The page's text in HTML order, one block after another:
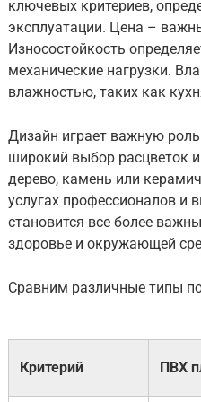
ключевых критериев,
эксплуатации. Цена –
Износостойкость
механические нагрузки.
влажностью, таких как
Дизайн играет важную
широкий выбор расцветок
дерево, камень или
услугах профессионалов и
становится все более
здоровье и окружающей
Сравним различные типы
Критерий ПВХ